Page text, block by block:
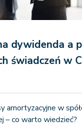
dywidenda a
świadczeń w
amortyzacyjne w
– co warto wiedzieć?